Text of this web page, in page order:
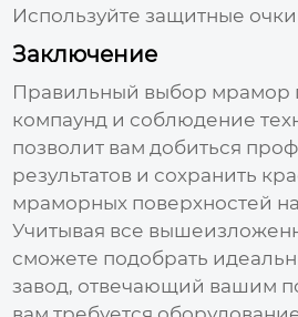
Используйте защитные
Заключение
Правильный выбор мрамор
компаунд и соблюдение
позволит вам добиться
результатов и сохранить
мраморных поверхностей
Учитывая все
сможете подобрать
завод, отвечающий вашим